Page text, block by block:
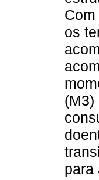
os
(M3)
para